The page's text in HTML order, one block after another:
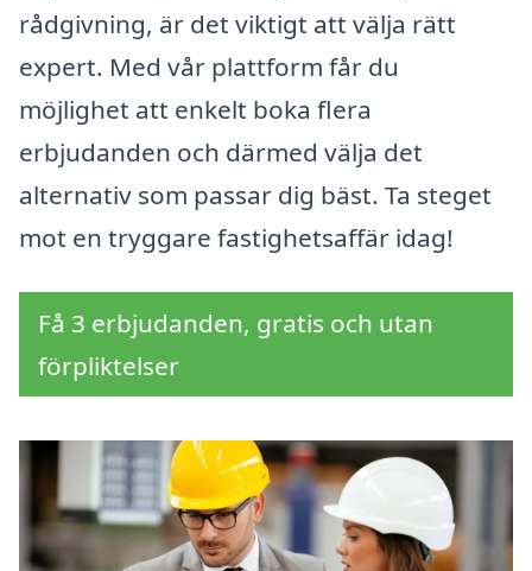
rådgivning, är det viktigt att välja rätt
expert. Med vår plattform får du
möjlighet att enkelt boka flera
erbjudanden och därmed välja det
alternativ som passar dig bäst. Ta steget
mot en tryggare fastighetsaffär idag!
Få 3 erbjudanden, gratis och utan
förpliktelser